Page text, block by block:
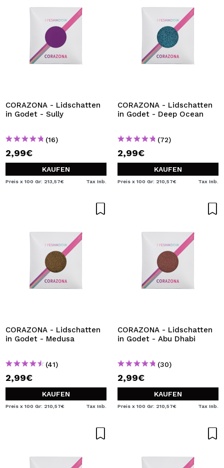
CORAZONA - Lidschatten
in Godet - Sully
(16)
2,99€
KAUFEN
Preis x 100 Gr: 213,57€ Tax Inb.
CORAZONA - Lidschatten
in Godet - Deep Ocean
(72)
2,99€
KAUFEN
Preis x 100 Gr: 210,57€ Tax Inb.
CORAZONA - Lidschatten
in Godet - Medusa
(41)
2,99€
KAUFEN
Preis x 100 Gr: 210,57€ Tax Inb.
CORAZONA - Lidschatten
in Godet - Abu Dhabi
(30)
2,99€
KAUFEN
Preis x 100 Gr: 210,57€ Tax Inb.